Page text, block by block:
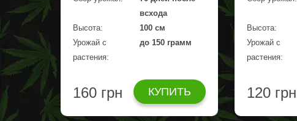
всхода
Высота:
100 см
Урожай с
растения:
до 150 грамм
160 грн КУПИТЬ
Высота:
Урожай с
растения:
120 грн